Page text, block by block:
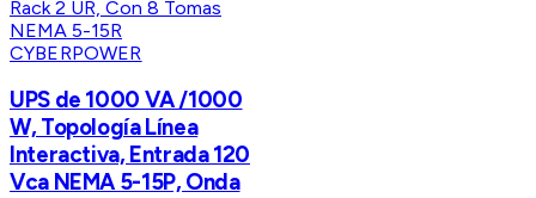
CYBERPOWER
UPS de 1000 VA /1000
W, Topología Línea
Interactiva, Entrada 120
Vca NEMA 5-15P, Onda